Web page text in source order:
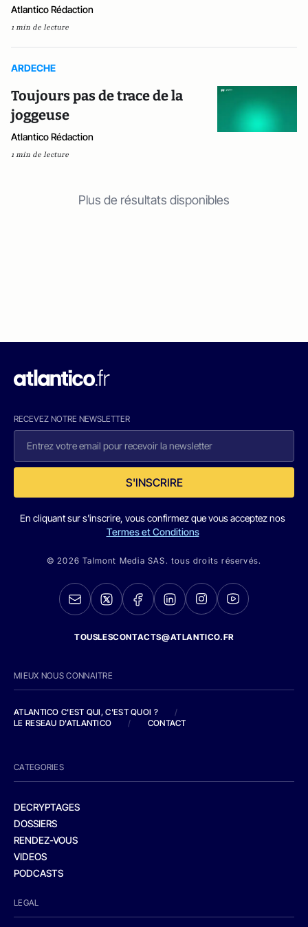
Atlantico Rédaction
1 min de lecture
ARDECHE
Toujours pas de trace de la
joggeuse
Atlantico Rédaction
1 min de lecture
Plus de résultats disponibles
RECEVEZ NOTRE NEWSLETTER
S'INSCRIRE
En cliquant sur s'inscrire, vous confirmez que vous acceptez nos
Termes et Conditions
© 2026 Talmont Media SAS. tous droits réservés.
TOUSLESCONTACTS@ATLANTICO.FR
MIEUX NOUS CONNAITRE
ATLANTICO C'EST QUI, C'EST QUOI ?
/
LE RESEAU D'ATLANTICO
/ CONTACT
CATEGORIES
DECRYPTAGES
DOSSIERS
RENDEZ-VOUS
VIDEOS
PODCASTS
LEGAL